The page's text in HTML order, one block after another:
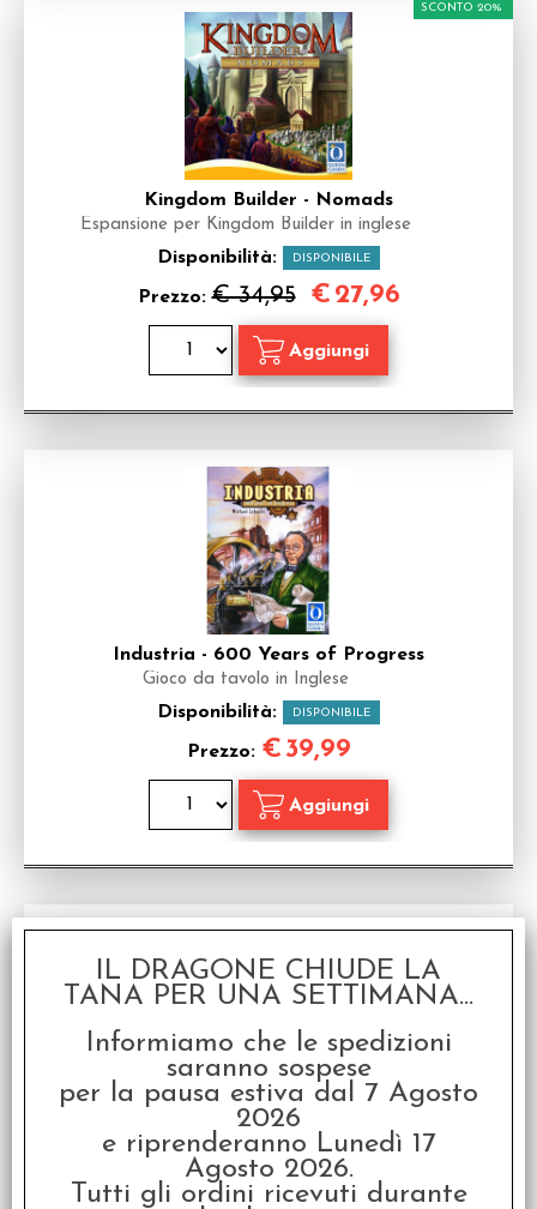
Kingdom Builder - Nomads
Espansione per Kingdom Builder in inglese
Disponibilità: DISPONIBILE
Prezzo:€ 34,95
SCONTO 20%
€ 27,96
Industria - 600 Years of Progress
Gioco da tavolo in Inglese
Disponibilità: DISPONIBILE
Prezzo: € 39,99
Merlin
Gioco da tavolo in inglese
Disponibilità: NON DISPONIBILE
IL DRAGONE CHIUDE LA
TANA PER UNA SETTIMANA...
Informiamo che le spedizioni
saranno sospese
per la pausa estiva dal 7 Agosto
2026
e riprenderanno Lunedì 17
Agosto 2026.
Tutti gli ordini ricevuti durante